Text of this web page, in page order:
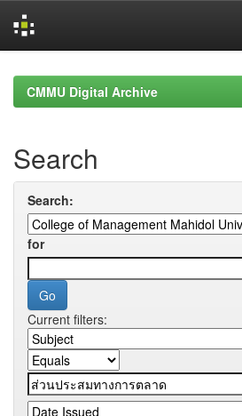
navigationCMMU Digital Archive
Search
Search:
for
Current filters: